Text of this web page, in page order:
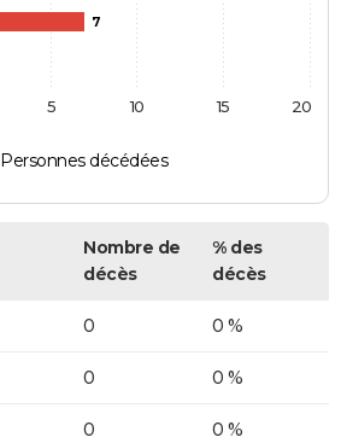
7
Personnes décédées
5 10 15 20
Nombre de
décès
% des
décès
0 0 %
0 0 %
0 0 %